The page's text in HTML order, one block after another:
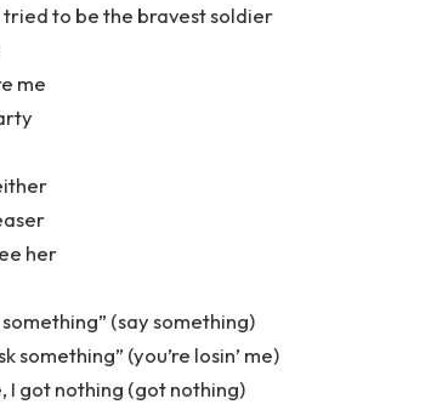
tried to be the bravest soldier
me
her
(say something)
something” (you’re losin’ me)
I got nothing (got nothing)